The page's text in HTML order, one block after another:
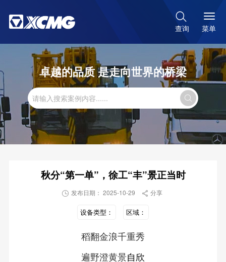

查询 菜单
卓越的品质 是走向世界的桥梁

秋分“第一单”，徐工“丰”景正当时
 发布日期： 2025-10-29  分享
设备类型： 区域：
稻翻金浪千重秀
遍野澄黄景自欣